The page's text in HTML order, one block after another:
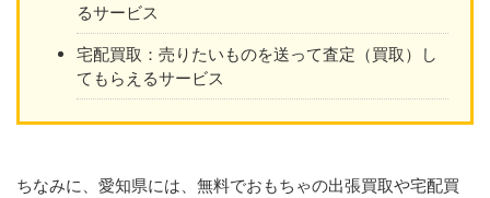
るサービス
宅配買取：売りたいものを送って査定（買取）し
てもらえるサービス
ちなみに、愛知県には、無料でおもちゃの出張買取や宅配買